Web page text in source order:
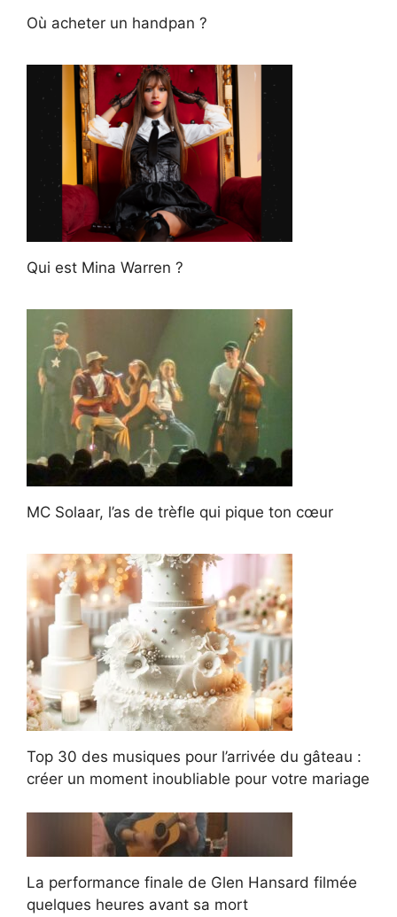
Où acheter un handpan ?
Qui est Mina Warren ?
MC Solaar, l’as de trèfle qui pique ton cœur
Top 30 des musiques pour l’arrivée du gâteau :
créer un moment inoubliable pour votre mariage
La performance finale de Glen Hansard filmée
quelques heures avant sa mort